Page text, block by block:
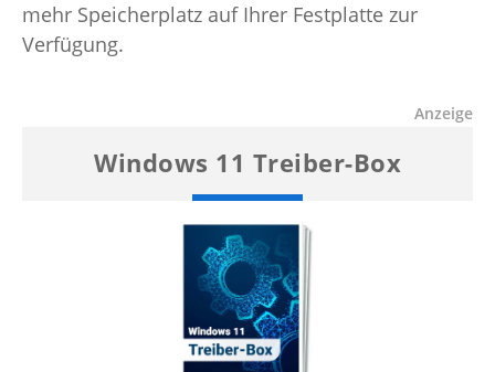
mehr Speicherplatz auf Ihrer Festplatte zur
Verfügung.